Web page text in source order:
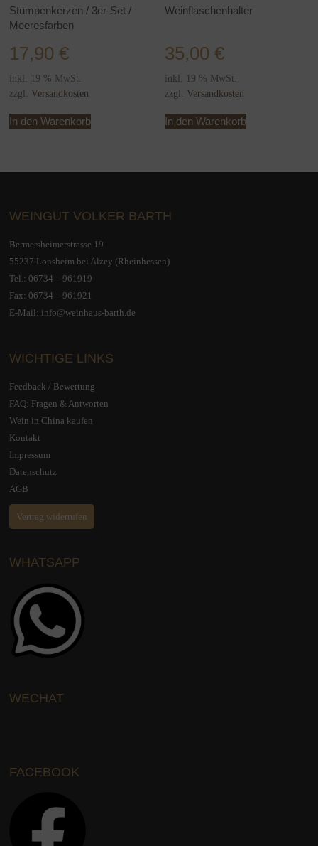
Stumpenkerzen / 3er-Set /
Meeresfarben
17,90 €
inkl. 19 % MwSt.
zzgl. Versandkosten
In den Warenkorb
Weinflaschenhalter
35,00 €
inkl. 19 % MwSt.
zzgl. Versandkosten
In den Warenkorb
WEINGUT VOLKER BARTH
Bermersheimerstrasse 19
55237 Lonsheim bei Alzey (Rheinhessen)
Tel.:06734 – 961919
Fax: 06734 – 961921
E-Mail: info@weinhaus-barth.de
WICHTIGE LINKS
Feedback / Bewertung
FAQ: Fragen & Antworten
Wein in China kaufen
Kontakt
Impressum
Datenschutz
AGB
Vertrag widerrufen
WHATSAPP
WECHAT
FACEBOOK